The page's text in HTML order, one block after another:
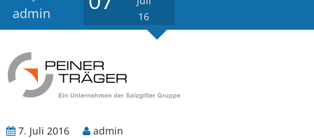
KONTAKT
admin
16
7. Juli 2016 admin